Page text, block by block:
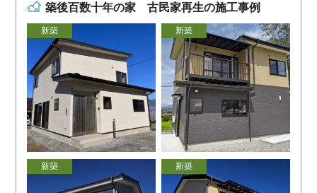
築後百数十年の家 古民家再生の施工事例
新築 新築
新築 新築